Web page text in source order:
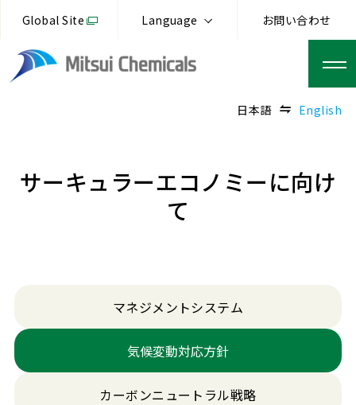
Global Site Language お問い合わせ
日本語 English
サーキュラーエコノミーに向け
て
マネジメントシステム
気候変動対応方針
カーボンニュートラル戦略